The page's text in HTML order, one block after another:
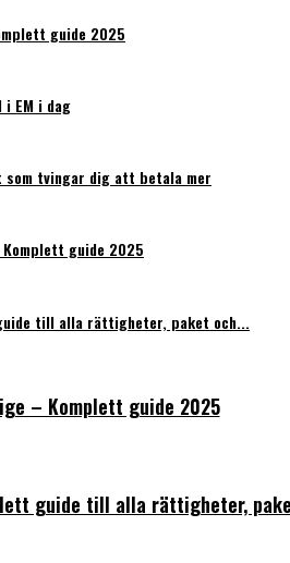
guide 2025
i EM i dag
tvingar dig att betala mer
guide 2025
till alla rättigheter, paket och...
– Komplett guide 2025
guide till alla rättigheter,